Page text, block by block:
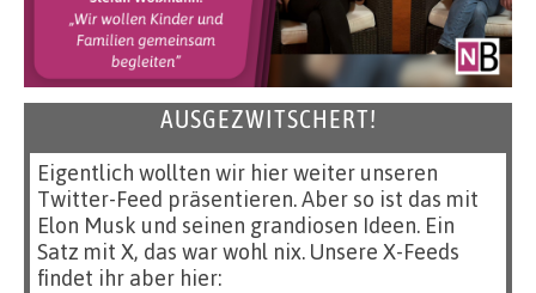
AUSGEZWITSCHERT!
Eigentlich wollten wir hier weiter unseren
Twitter-Feed präsentieren. Aber so ist das mit
Elon Musk und seinen grandiosen Ideen. Ein
Satz mit X, das war wohl nix. Unsere X-Feeds
findet ihr aber hier: